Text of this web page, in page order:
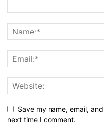
Save my name, email,
next time I comment.